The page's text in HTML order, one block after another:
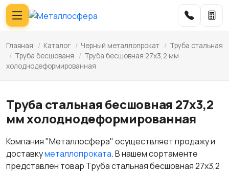
Главная / Каталог / Черный металлопрокат / Труба стальная
/ Труба бесшованя / Труба бесшовная 27х3,2 мм
холоднодеформированная
Труба стальная бесшовная 27х3,2
мм холоднодеформированная
Компания "Металлосфера" осуществляет продажу и
доставкуметаллопроката. В нашем сортаменте
представлен товар Труба стальная бесшовная 27х3,2